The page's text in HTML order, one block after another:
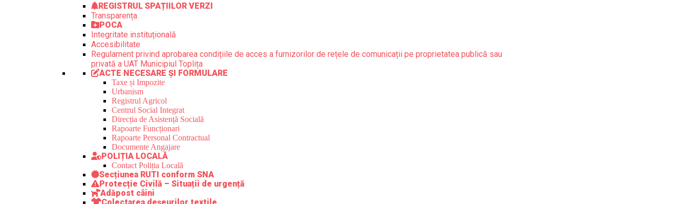
REGISTRUL SPAȚIILOR VERZI
Transparența
POCA
Integritate instituțională
Accesibilitate
Regulament privind aprobarea condițiile de acces a furnizorilor de rețele de comunicații pe proprietatea publică sau
privată a UAT Municipiul Toplița
ACTE NECESARE ȘI FORMULARE
Taxe și Impozite
Urbanism
Registrul Agricol
Centrul Social Integrat
Direcția de Asistență Socială
Rapoarte Funcționari
Rapoarte Personal Contractual
Documente Angajare
POLIȚIA LOCALĂ
Contact Poliția Locală
Secțiunea RUTI conform SNA
Protecție Civilă – Situații de urgență
Adăpost câini